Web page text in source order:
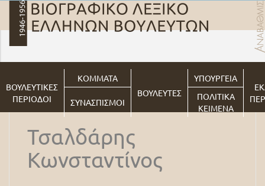
ΒΟΥΛΕΥΤΙΚΕΣ
ΠΕΡΙΟΔΟΙ
ΚΟΜΜΑΤΑ
ΒΟΥΛΕΥΤΕΣ
ΥΠΟΥΡΓΕΙΑ
ΣΥΝΑΣΠΙΣΜΟΙ
ΠΟΛΙΤΙΚΑ
ΚΕΙΜΕΝΑ
Τσαλδάρης
Κωνσταντίνος